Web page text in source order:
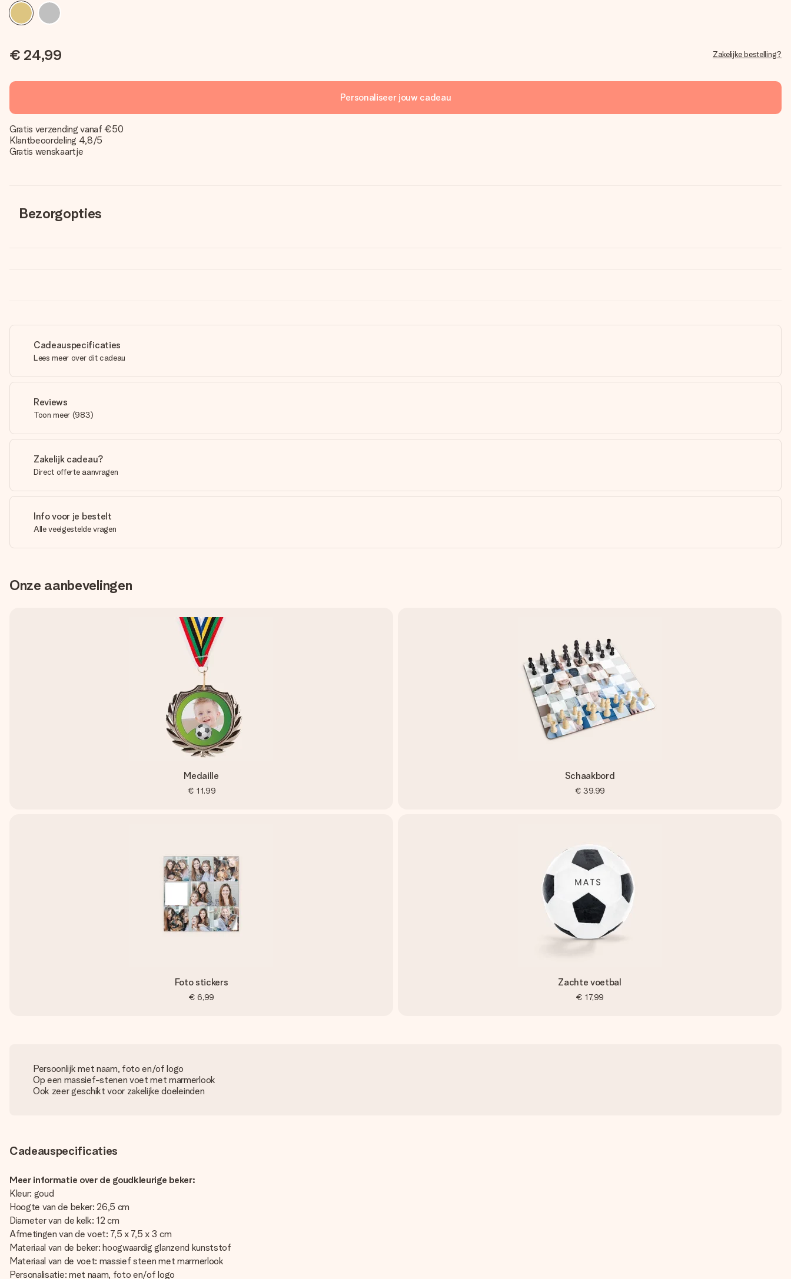
€ 24,99 Zakelijke bestelling?
Personaliseer jouw cadeau
Gratis verzending vanaf €50
Klantbeoordeling 4,8/5
Gratis wenskaartje
Bezorgopties
Cadeauspecificaties
Lees meer over dit cadeau
Reviews
Toon meer (983)
Zakelijk cadeau?
Direct offerte aanvragen
Info voor je bestelt
Alle veelgestelde vragen
Onze aanbevelingen
Medaille
€ 11,99
Schaakbord
€ 39,99
Foto stickers
€ 6,99
Zachte voetbal
€ 17,99
Persoonlijk met naam, foto en/of logo
Op een massief-stenen voet met marmerlook
Ook zeer geschikt voor zakelijke doeleinden
Cadeauspecificaties
Meer informatie over de goudkleurige beker:
Kleur: goud
Hoogte van de beker: 26,5 cm
Diameter van de kelk: 12 cm
Afmetingen van de voet: 7,5 x 7,5 x 3 cm
Materiaal van de beker: hoogwaardig glanzend kunststof
Materiaal van de voet: massief steen met marmerlook
Personalisatie: met naam, foto en/of logo